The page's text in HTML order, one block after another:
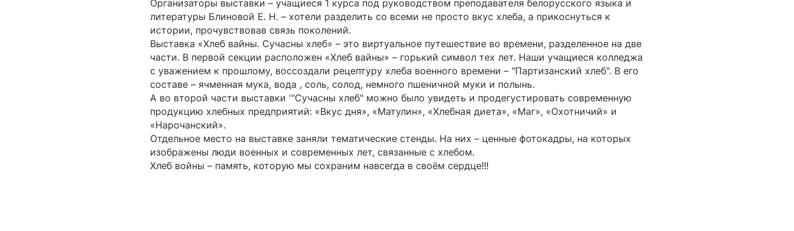
Организаторы выставки – учащиеся 1 курса под руководством преподавателя белорусского языка и
литературы Блиновой Е. Н. – хотели разделить со всеми не просто вкус хлеба, а прикоснуться к
истории, прочувствовав связь поколений.
Выставка «Хлеб вайны. Сучасны хлеб» – это виртуальное путешествие во времени, разделенное на две
части. В первой секции расположен «Хлеб вайны» – горький символ тех лет. Наши учащиеся колледжа
с уважением к прошлому, воссоздали рецептуру хлеба военного времени – "Партизанский хлеб". В его
составе – ячменная мука, вода , соль, солод, немного пшеничной муки и полынь.
А во второй части выставки '"Сучасны хлеб" можно было увидеть и продегустировать современную
продукцию хлебных предприятий: «Вкус дня», «Матулин», «Хлебная диета», «Маг», «Охотничий» и
«Нарочанский».
Отдельное место на выставке заняли тематические стенды. На них – ценные фотокадры, на которых
изображены люди военных и современных лет, связанные с хлебом.
Хлеб войны – память, которую мы сохраним навсегда в своём сердце!!!